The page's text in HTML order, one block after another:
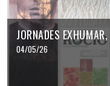
JORNADES
04/05/26